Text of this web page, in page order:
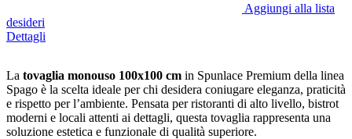
Aggiungi alla lista
desideri
Dettagli
La tovaglia monouso 100x100 cm in Spunlace Premium della linea
Spago è la scelta ideale per chi desidera coniugare eleganza, praticità
e rispetto per l’ambiente. Pensata per ristoranti di alto livello, bistrot
moderni e locali attenti ai dettagli, questa tovaglia rappresenta una
soluzione estetica e funzionale di qualità superiore.